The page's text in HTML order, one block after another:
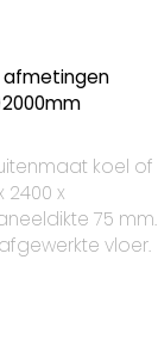
afmetingen
koel of
2400 x
75 mm.
afgewerkte vloer.